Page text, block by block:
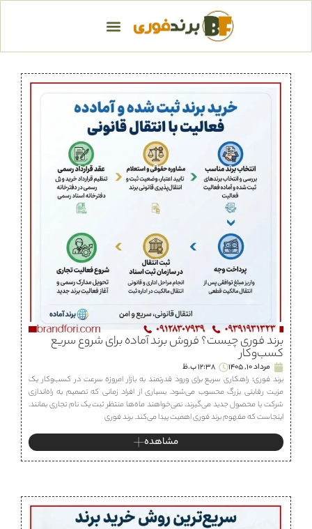
برند فوری چیست؟ فروش برند آماده برای شروع سریع
کسب‌وکار
مرداد 10, 1405
12:38 ب.ظ
برند فوری؛ راهکاری سریع برای ورود قدرتمند به بازار امروزه سرعت در کسب‌وکار یک
مزیت رقابتی بزرگ محسوب می‌شود. بسیاری از افراد زمانی که تصمیم به راه‌اندازی
شرکت یا محصول جدید می‌گیرند، نمی‌خواهند ماه‌ها منتظر ثبت یک نام تجاری بمانند.
اینجاست که مفهوم برند فوری اهمیت پیدا می‌کند. برند فوری
مشاهده